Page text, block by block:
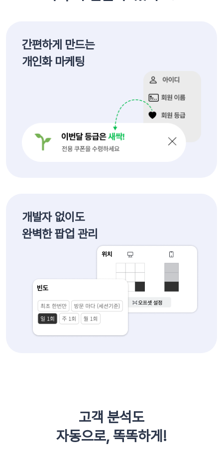
간편하게 만드는
개인화 마케팅
개발자 없이도
완벽한 팝업 관리
고객 분석도
자동으로, 똑똑하게!